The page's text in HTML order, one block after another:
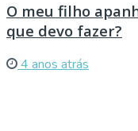
O meu filho
que devo fazer?
4 anos atrás